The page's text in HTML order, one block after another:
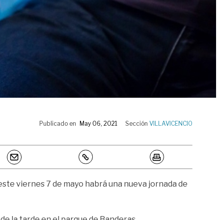
Publicado en May 06, 2021 Sección VILLAVICENCIO
viernes 7 de mayo habrá una nueva jornada de